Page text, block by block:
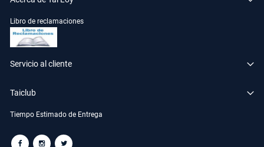
Libro de reclamaciones
Servicio al cliente
Taiclub
Tiempo Estimado de Entrega